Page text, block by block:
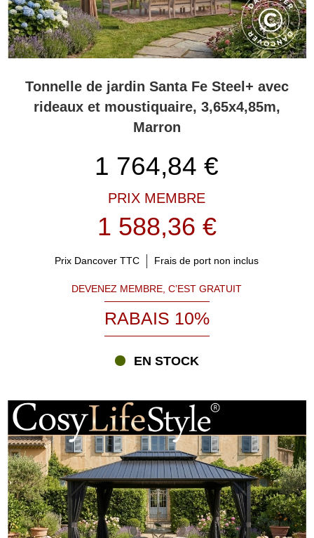
Tonnelle de jardin Santa Fe Steel+ avec
rideaux et moustiquaire, 3,65x4,85m,
Marron
1 764,84 €
PRIX MEMBRE
1 588,36 €
Prix Dancover TTC Frais de port non inclus
DEVENEZ MEMBRE, C’EST GRATUIT
RABAIS 10%
EN STOCK